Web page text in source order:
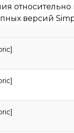
версий